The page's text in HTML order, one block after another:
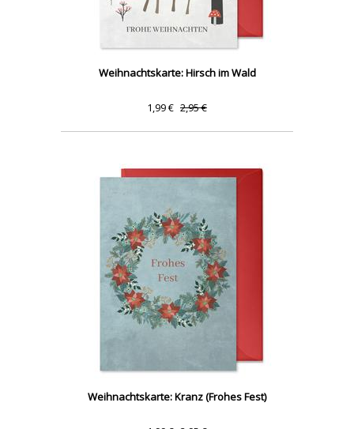
Weihnachtskarte: Hirsch im Wald
1,99 € 2,95 €
Weihnachtskarte: Kranz (Frohes Fest)